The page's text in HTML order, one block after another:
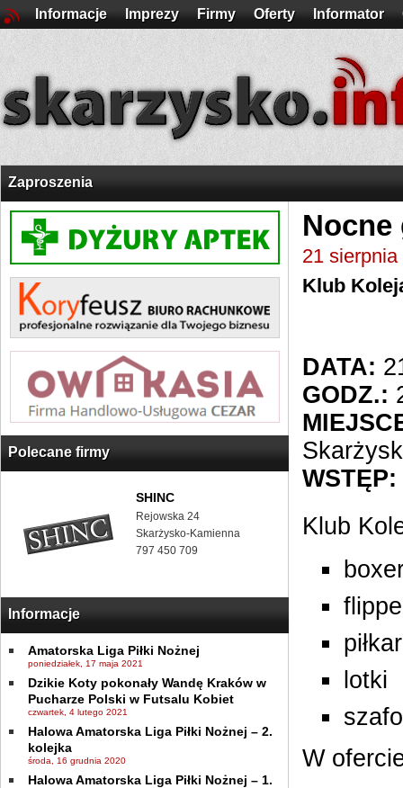
Informacje Imprezy Firmy Oferty Informator
Zaproszenia
Polecane firmy
SHINC
Rejowska 24
Skarżysko-Kamienna
797 450 709
Informacje
Amatorska Liga Piłki Nożnej
poniedziałek, 17 maja 2021
Dzikie Koty pokonały Wandę Kraków w
Pucharze Polski w Futsalu Kobiet
czwartek, 4 lutego 2021
Halowa Amatorska Liga Piłki Nożnej – 2.
kolejka
środa, 16 grudnia 2020
Halowa Amatorska Liga Piłki Nożnej – 1.
21 sierpnia
Klub
DATA:
GODZ.:
WSTĘP:
Klub
lotki
W